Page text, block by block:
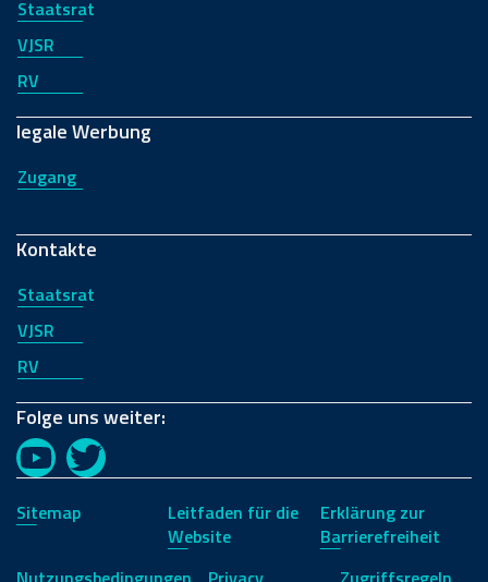
Staatsrat
VJSR
RV
legale Werbung
Zugang
Kontakte
Staatsrat
VJSR
RV
Folge uns weiter:
YouTubeTwitter
Sitemap
Leitfaden für die
Website
Erklärung zur
Barrierefreiheit